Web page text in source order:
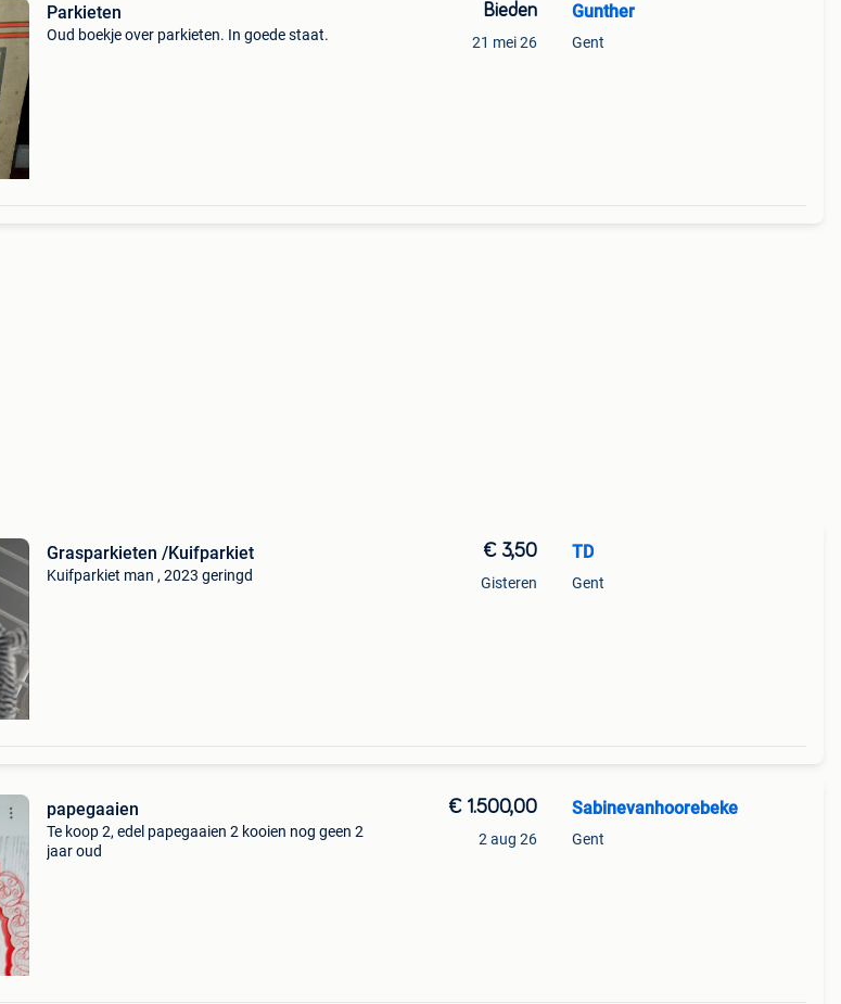
Parkieten
Oud boekje over parkieten. In goede staat.
Bieden
21 mei 26
Gunther
Gent
Grasparkieten /Kuifparkiet
Kuifparkiet man , 2023 geringd
€ 3,50
Gisteren
TD
Gent
papegaaien
Te koop 2, edel papegaaien 2 kooien nog geen 2
jaar oud
€ 1.500,00
2 aug 26
Sabinevanhoorebeke
Gent